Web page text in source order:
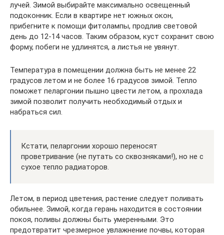
лучей. Зимой выбирайте максимально освещенный
подоконник. Если в квартире нет южных окон,
прибегните к помощи фитолампы, продлив световой
день до 12-14 часов. Таким образом, куст сохранит свою
форму, побеги не удлинятся, а листья не увянут.
Температура в помещении должна быть не менее 22
градусов летом и не более 16 градусов зимой. Тепло
поможет пеларгонии пышно цвести летом, а прохлада
зимой позволит получить необходимый отдых и
набраться сил.
Кстати, пеларгонии хорошо переносят
проветривание (не путать со сквозняками!), но не с
сухое тепло радиаторов.
Летом, в период цветения, растение следует поливать
обильнее. Зимой, когда герань находится в состоянии
покоя, поливы должны быть умеренными. Это
предотвратит чрезмерное увлажнение почвы, которая